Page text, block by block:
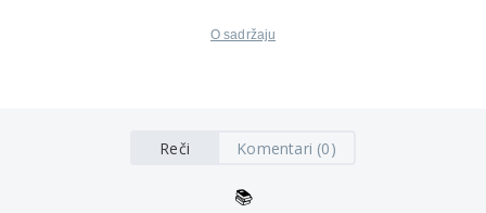
O sadržaju
Reči Komentari (0)
📚